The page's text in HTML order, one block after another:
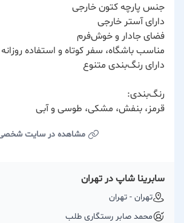
جنس پارچه کتون خارجی
دارای آستر خارجی
فضای جادار و خوش‌فرم
مناسب باشگاه، سفر کوتاه و استفاده روزانه
دارای رنگ‌بندی متنوع
رنگ‌بندی:
قرمز، بنفش، مشکی، طوسی و آبی
مشاهده در سایت
سابرینا شاپ در تهران
تهران - تهران
محمد صابر رستگاری طلب